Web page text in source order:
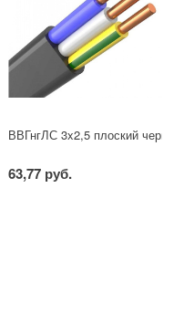
ВВГнгЛС 3x2,5 плоский черный
63,77 руб.